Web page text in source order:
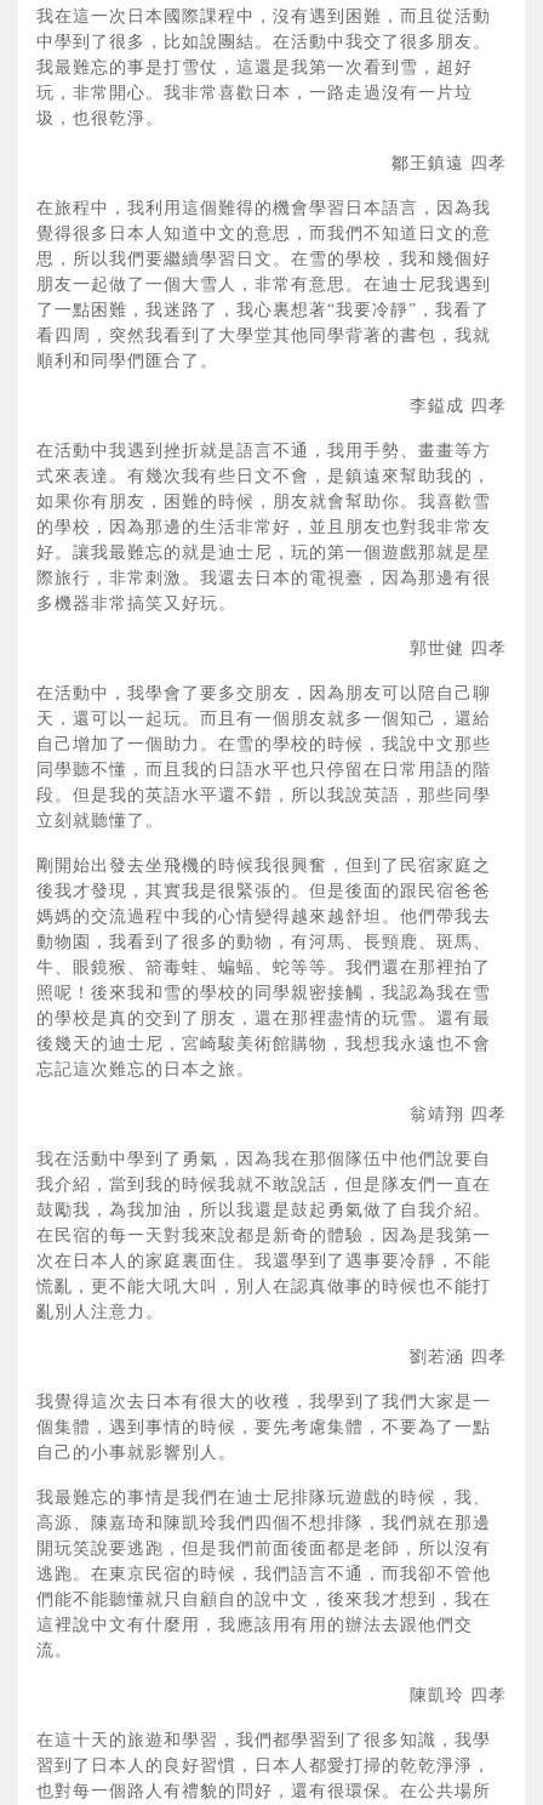
我在這一次日本國際課程中，沒有遇到困難，而且從活動
中學到了很多，比如說團結。在活動中我交了很多朋友。
我最難忘的事是打雪仗，這還是我第一次看到雪，超好
玩，非常開心。我非常喜歡日本，一路走過沒有一片垃
圾，也很乾淨。
鄒王鎮遠 四孝
在旅程中，我利用這個難得的機會學習日本語言，因為我
覺得很多日本人知道中文的意思，而我們不知道日文的意
思，所以我們要繼續學習日文。在雪的學校，我和幾個好
朋友一起做了一個大雪人，非常有意思。在迪士尼我遇到
了一點困難，我迷路了，我心裏想著“我要冷靜”，我看了
看四周，突然我看到了大學堂其他同學背著的書包，我就
順利和同學們匯合了。
李鎰成 四孝
在活動中我遇到挫折就是語言不通，我用手勢、畫畫等方
式來表達。有幾次我有些日文不會，是鎮遠來幫助我的，
如果你有朋友，困難的時候，朋友就會幫助你。我喜歡雪
的學校，因為那邊的生活非常好，並且朋友也對我非常友
好。讓我最難忘的就是迪士尼，玩的第一個遊戲那就是星
際旅行，非常刺激。我還去日本的電視臺，因為那邊有很
多機器非常搞笑又好玩。
郭世健 四孝
在活動中，我學會了要多交朋友，因為朋友可以陪自己聊
天，還可以一起玩。而且有一個朋友就多一個知己，還給
自己增加了一個助力。在雪的學校的時候，我說中文那些
同學聽不懂，而且我的日語水平也只停留在日常用語的階
段。但是我的英語水平還不錯，所以我說英語，那些同學
立刻就聽懂了。
剛開始出發去坐飛機的時候我很興奮，但到了民宿家庭之
後我才發現，其實我是很緊張的。但是後面的跟民宿爸爸
媽媽的交流過程中我的心情變得越來越舒坦。他們帶我去
動物園，我看到了很多的動物，有河馬、長頸鹿、斑馬、
牛、眼鏡猴、箭毒蛙、蝙蝠、蛇等等。我們還在那裡拍了
照呢！後來我和雪的學校的同學親密接觸，我認為我在雪
的學校是真的交到了朋友，還在那裡盡情的玩雪。還有最
後幾天的迪士尼，宮崎駿美術館購物，我想我永遠也不會
忘記這次難忘的日本之旅。
翁靖翔 四孝
我在活動中學到了勇氣，因為我在那個隊伍中他們說要自
我介紹，當到我的時候我就不敢說話，但是隊友們一直在
鼓勵我，為我加油，所以我還是鼓起勇氣做了自我介紹。
在民宿的每一天對我來說都是新奇的體驗，因為是我第一
次在日本人的家庭裏面住。我還學到了遇事要冷靜，不能
慌亂，更不能大吼大叫，別人在認真做事的時候也不能打
亂別人注意力。
劉若涵 四孝
我覺得這次去日本有很大的收穫，我學到了我們大家是一
個集體，遇到事情的時候，要先考慮集體，不要為了一點
自己的小事就影響別人。
我最難忘的事情是我們在迪士尼排隊玩遊戲的時候，我、
高源、陳嘉琦和陳凱玲我們四個不想排隊，我們就在那邊
開玩笑說要逃跑，但是我們前面後面都是老師，所以沒有
逃跑。在東京民宿的時候，我們語言不通，而我卻不管他
們能不能聽懂就只自顧自的說中文，後來我才想到，我在
這裡說中文有什麼用，我應該用有用的辦法去跟他們交
流。
陳凱玲 四孝
在這十天的旅遊和學習，我們都學習到了很多知識，我學
習到了日本人的良好習慣，日本人都愛打掃的乾乾淨淨，
也對每一個路人有禮貌的問好，還有很環保。在公共場所